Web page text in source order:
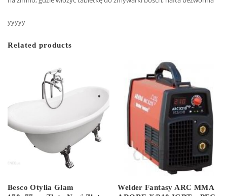
yyyyy
Related products
Besco Otylia Glam
Welder Fantasy ARC MMA